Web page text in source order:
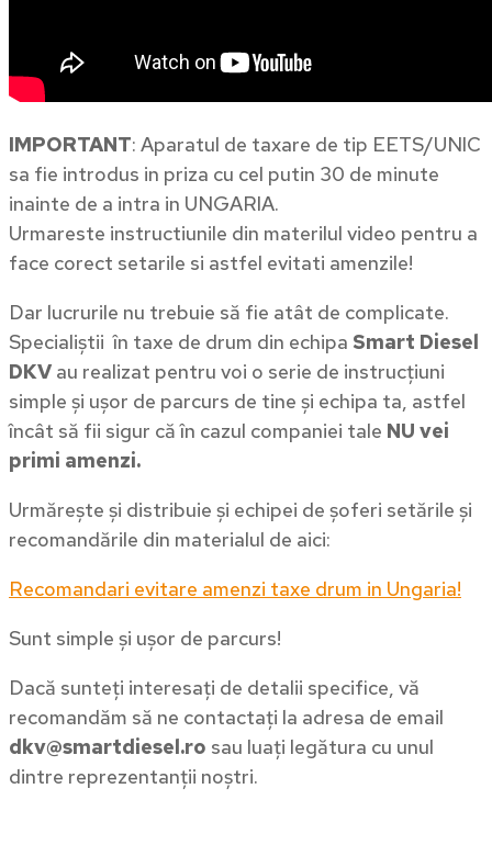
IMPORTANT: Aparatul de taxare de tip EETS/UNIC
sa fie introdus in priza cu cel putin 30 de minute
inainte de a intra in UNGARIA.
Urmareste instructiunile din materilul video pentru a
face corect setarile si astfel evitati amenzile!
Dar lucrurile nu trebuie să fie atât de complicate.
Specialiștii în taxe de drum din echipa Smart Diesel
DKV au realizat pentru voi o serie de instrucțiuni
simple și ușor de parcurs de tine și echipa ta, astfel
încât să fii sigur că în cazul companiei tale NU vei
primi amenzi.
Urmărește și distribuie și echipei de șoferi setările și
recomandările din materialul de aici:
Recomandari evitare amenzi taxe drum in Ungaria!
Sunt simple și ușor de parcurs!
Dacă sunteți interesați de detalii specifice, vă
recomandăm să ne contactați la adresa de email
dkv@smartdiesel.ro sau luați legătura cu unul
dintre reprezentanții noștri.